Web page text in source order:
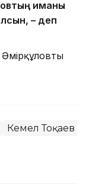
иманы
– деп
Кемел Тоқаев